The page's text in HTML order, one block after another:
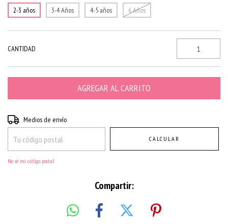
2-3 años
3-4 Años 4-5 años 6 Años
CANTIDAD
Entregas para el CP:
Medios de envío
CALCULAR
No sé mi código postal
Compartir: